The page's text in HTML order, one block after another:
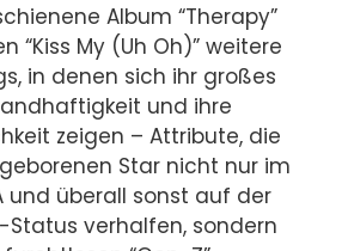
Album “Therapy”
“Kiss My (Uh Oh)” weitere
in denen sich ihr großes
und ihre
zeigen – Attribute, die
Star nicht nur im
und überall sonst auf der
Status verhalfen, sondern